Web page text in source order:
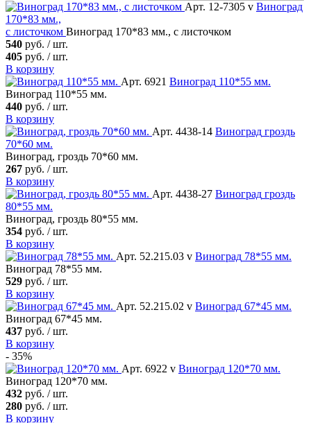
Арт. 12-7305 v Виноград
170*83 мм.,
с листочком Виноград 170*83 мм., с листочком
540 руб. / шт.
405 руб. / шт.
В корзину
Арт. 6921 Виноград 110*55 мм.
Виноград 110*55 мм.
440 руб. / шт.
В корзину
Арт. 4438-14 Виноград гроздь
70*60 мм.
Виноград, гроздь 70*60 мм.
267 руб. / шт.
В корзину
Арт. 4438-27 Виноград гроздь
80*55 мм.
Виноград, гроздь 80*55 мм.
354 руб. / шт.
В корзину
Арт. 52.215.03 v Виноград 78*55 мм.
Виноград 78*55 мм.
529 руб. / шт.
В корзину
Арт. 52.215.02 v Виноград 67*45 мм.
Виноград 67*45 мм.
437 руб. / шт.
В корзину
- 35%
Арт. 6922 v Виноград 120*70 мм.
Виноград 120*70 мм.
432 руб. / шт.
280 руб. / шт.
В корзину